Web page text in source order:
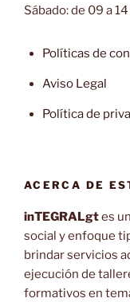
Sábado: de 09 a
Políticas de
Aviso Legal
Política de
ACERCA DE
inTEGRALgtes
social y enfoque
brindar servicios
ejecución de
formativos en